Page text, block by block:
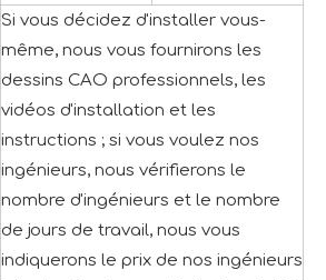
Si vous décidez d'installer vous-
même, nous vous fournirons les
dessins CAO professionnels, les
vidéos d'installation et les
instructions ; si vous voulez nos
ingénieurs, nous vérifierons le
nombre d'ingénieurs et le nombre
de jours de travail, nous vous
indiquerons le prix de nos ingénieurs